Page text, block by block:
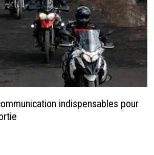
indispensables pour